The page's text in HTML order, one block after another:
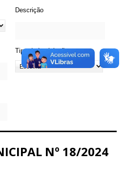
Descrição
Tipo de Legislação
Nº 18/2024